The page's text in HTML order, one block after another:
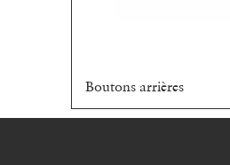
Boutons arrières